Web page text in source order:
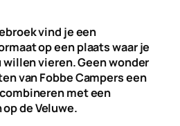
vind je een
op een plaats waar je
vieren. Geen wonder
van Fobbe Campers een
met een
de Veluwe.